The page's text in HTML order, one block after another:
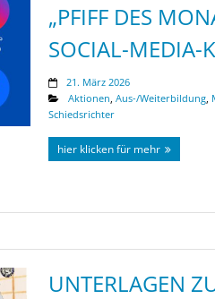
„PFIFF DES
SOCIAL-MEDIA-
21. März 2026
Aktionen ,Aus-/Weiterbildung
Schiedsrichter
hier klicken für mehr
UNTERLAGEN